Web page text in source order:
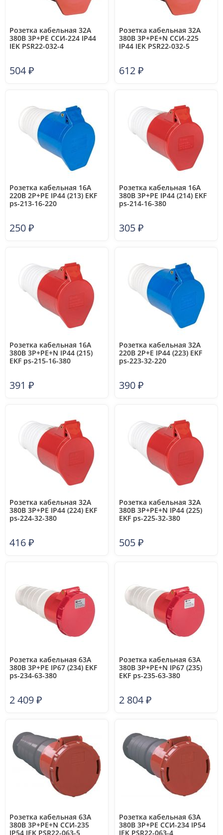
Розетка кабельная 32А
380В 3P+PЕ ССИ-224 IP44
IEK PSR22-032-4
504₽
Розетка кабельная 32А
380В 3P+PE+N ССИ-225
IP44 IEK PSR22-032-5
612₽
Розетка кабельная 16А
220В 2P+РЕ IP44 (213) EKF
ps-213-16-220
250₽
Розетка кабельная 16А
380В 3P+РЕ IP44 (214) EKF
ps-214-16-380
305₽
Розетка кабельная 16А
380В 3P+РЕ+N IP44 (215)
EKF ps-215-16-380
391 ₽
Розетка кабельная 32А
220В 2P+E IP44 (223) EKF
ps-223-32-220
390₽
Розетка кабельная 32А
380В 3P+РЕ IP44 (224) EKF
ps-224-32-380
416₽
Розетка кабельная 32А
380В 3P+РЕ+N IP44 (225)
EKF ps-225-32-380
505₽
Розетка кабельная 63А
380В 3P+РЕ IP67 (234) EKF
ps-234-63-380
2 409₽
Розетка кабельная 63А
380В 3P+РЕ+N IP67 (235)
EKF ps-235-63-380
2 804₽
Розетка кабельная 63А
380В 3P+PE+N ССИ-235
IP54 IEK PSR22-063-5
Розетка кабельная 63А
380В 3P+PE ССИ-234 IP54
IEK PSR22-063-4